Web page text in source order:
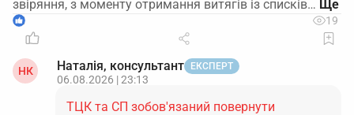
звіряння, з моменту отримання витягів із списків…
1 19
НК Наталія, консультант ЕКСПЕРТ
06.08.2026 | 23:13
ТЦК та СП зобов'язаний повернути